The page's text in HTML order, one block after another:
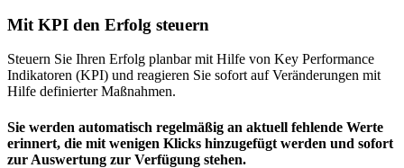
Mit KPI den Erfolg steuern
Steuern Sie Ihren Erfolg planbar mit Hilfe von Key Performance
Indikatoren (KPI) und reagieren Sie sofort auf Veränderungen mit
Hilfe definierter Maßnahmen.
Sie werden automatisch regelmäßig an aktuell fehlende Werte
erinnert, die mit wenigen Klicks hinzugefügt werden und sofort
zur Auswertung zur Verfügung stehen.